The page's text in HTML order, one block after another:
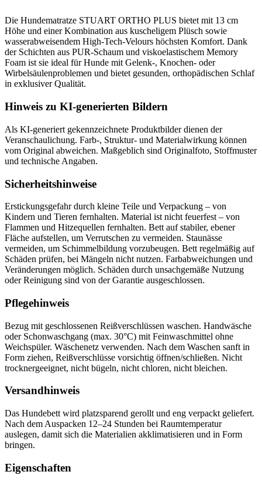
Die Hundematratze STUART ORTHO PLUS bietet mit 13 cm
Höhe und einer Kombination aus kuscheligem Plüsch sowie
wasserabweisendem High-Tech-Velours höchsten Komfort. Dank
der Schichten aus PUR-Schaum und viskoelastischem Memory
Foam ist sie ideal für Hunde mit Gelenk-, Knochen- oder
Wirbelsäulenproblemen und bietet gesunden, orthopädischen Schlaf
in exklusiver Qualität.
Hinweis zu KI-generierten Bildern
Als KI-generiert gekennzeichnete Produktbilder dienen der
Veranschaulichung. Farb-, Struktur- und Materialwirkung können
vom Original abweichen. Maßgeblich sind Originalfoto, Stoffmuster
und technische Angaben.
Sicherheitshinweise
Erstickungsgefahr durch kleine Teile und Verpackung – von
Kindern und Tieren fernhalten. Material ist nicht feuerfest – von
Flammen und Hitzequellen fernhalten. Bett auf stabiler, ebener
Fläche aufstellen, um Verrutschen zu vermeiden. Staunässe
vermeiden, um Schimmelbildung vorzubeugen. Bett regelmäßig auf
Schäden prüfen, bei Mängeln nicht nutzen. Farbabweichungen und
Veränderungen möglich. Schäden durch unsachgemäße Nutzung
oder Reinigung sind von der Garantie ausgeschlossen.
Pflegehinweis
Bezug mit geschlossenen Reißverschlüssen waschen. Handwäsche
oder Schonwaschgang (max. 30°C) mit Feinwaschmittel ohne
Weichspüler. Wäschenetz verwenden. Nach dem Waschen sanft in
Form ziehen, Reißverschlüsse vorsichtig öffnen/schließen. Nicht
trocknergeeignet, nicht bügeln, nicht chloren, nicht bleichen.
Versandhinweis
Das Hundebett wird platzsparend gerollt und eng verpackt geliefert.
Nach dem Auspacken 12–24 Stunden bei Raumtemperatur
auslegen, damit sich die Materialien akklimatisieren und in Form
bringen.
Eigenschaften